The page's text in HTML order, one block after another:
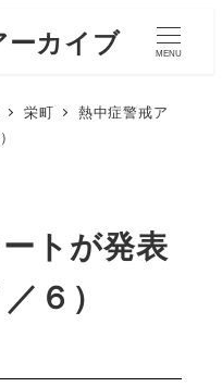
ーカイブ MENU
栄町
熱中症警戒ア
トが発表
６）